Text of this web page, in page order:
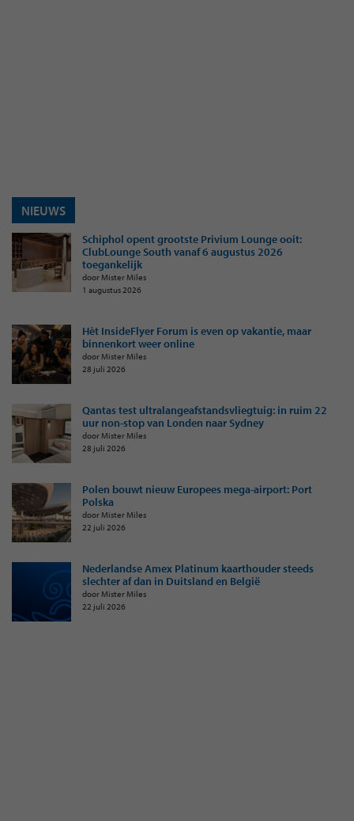
NIEUWS
Schiphol opent grootste Privium Lounge ooit:
ClubLounge South vanaf 6 augustus 2026
toegankelijk
door Mister Miles
1 augustus 2026
Hèt InsideFlyer Forum is even op vakantie, maar
binnenkort weer online
door Mister Miles
28 juli 2026
Qantas test ultralangeafstandsvliegtuig: in ruim 22
uur non-stop van Londen naar Sydney
door Mister Miles
28 juli 2026
Polen bouwt nieuw Europees mega-airport: Port
Polska
door Mister Miles
22 juli 2026
Nederlandse Amex Platinum kaarthouder steeds
slechter af dan in Duitsland en België
door Mister Miles
22 juli 2026